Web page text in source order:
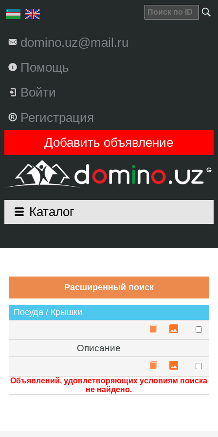
domino.uz@mail.ru
Помощь
Войти
Регистрация
Добавить объявление
Каталог
Посуда / Крышки
Описание
Объявлений, удовлетворяющих условиям поиска
не найдено.